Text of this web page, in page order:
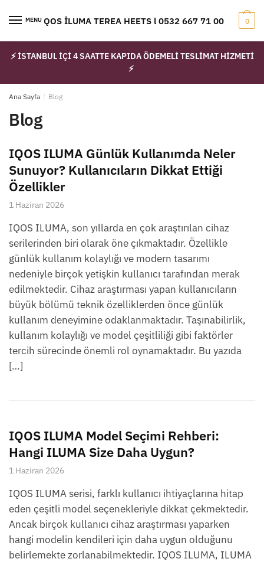
MENUIQOS İLUMA TEREA HEETS l 0532 667 71 00 0
⚡ İSTANBUL İÇİ 4 SAATTE KAPIDA ÖDEMELİ TESLİMAT HİZMETİ
⚡
Ana Sayfa / Blog
Blog
IQOS ILUMA Günlük Kullanımda Neler
Sunuyor? Kullanıcıların Dikkat Ettiği
Özellikler
1 Haziran 2026
IQOS ILUMA, son yıllarda en çok araştırılan cihaz
serilerinden biri olarak öne çıkmaktadır. Özellikle
günlük kullanım kolaylığı ve modern tasarımı
nedeniyle birçok yetişkin kullanıcı tarafından merak
edilmektedir. Cihaz araştırması yapan kullanıcıların
büyük bölümü teknik özelliklerden önce günlük
kullanım deneyimine odaklanmaktadır. Taşınabilirlik,
kullanım kolaylığı ve model çeşitliliği gibi faktörler
tercih sürecinde önemli rol oynamaktadır. Bu yazıda
[…]
IQOS ILUMA Model Seçimi Rehberi:
Hangi ILUMA Size Daha Uygun?
1 Haziran 2026
IQOS ILUMA serisi, farklı kullanıcı ihtiyaçlarına hitap
eden çeşitli model seçenekleriyle dikkat çekmektedir.
Ancak birçok kullanıcı cihaz araştırması yaparken
hangi modelin kendileri için daha uygun olduğunu
belirlemekte zorlanabilmektedir. IQOS ILUMA, ILUMA